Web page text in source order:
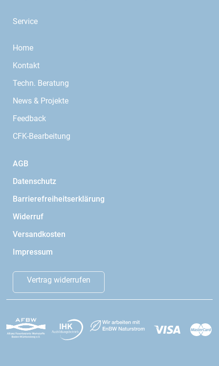
Service
Home
Kontakt
Techn. Beratung
News & Projekte
Feedback
CFK-Bearbeitung
AGB
Datenschutz
Barrierefreiheitserklärung
Widerruf
Versandkosten
Impressum
Vertrag widerrufen